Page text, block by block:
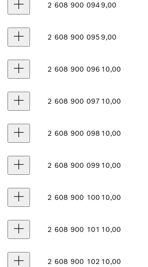
2 608 900 094 9,00
2 608 900 095 9,00
2 608 900 096 10,00
2 608 900 097 10,00
2 608 900 098 10,00
2 608 900 099 10,00
2 608 900 100 10,00
2 608 900 101 10,00
2 608 900 102 10,00